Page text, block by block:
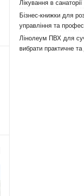
Лікування в
Бізнес-книжки для
управління та
Лінолеум ПВХ для
вибрати практичне та